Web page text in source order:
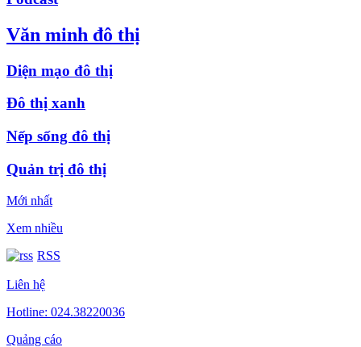
Văn minh đô thị
Diện mạo đô thị
Đô thị xanh
Nếp sống đô thị
Quản trị đô thị
Mới nhất
Xem nhiều
RSS
Liên hệ
Hotline: 024.38220036
Quảng cáo